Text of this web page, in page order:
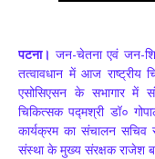
पटना। जन-चेतना एवं जन-
तत्वावधान में आज राष्ट्रीय
एसोसिएसन के सभागार में
चिकित्सक पद्मश्री डॉ०
कार्यक्रम का संचालन
संस्था के मुख्य संरक्षक राजेश